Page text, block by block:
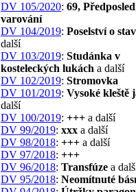
DV 105/2020: 69,
varování
DV 104/2019: Poselství o
další
DV 103/2019: Studánka v
kosteleckých lukách a další
DV 102/2019: Stromovka
DV 101/2019: Vysoké kleště
další
DV 100/2019: +++ a další
DV 99/2019: xxx a další
DV 98/2018: +++ a další
DV 97/2018: +++
DV 96/2018: Transfúze a
DV 95/2018: Neomítnuté